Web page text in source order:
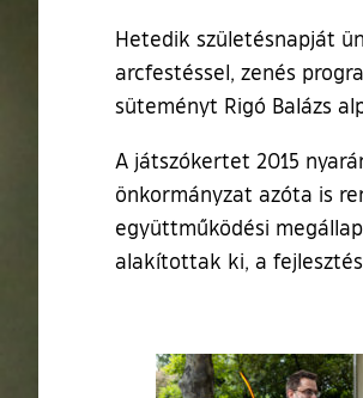
Hetedik születésnapját
arcfestéssel, zenés
süteményt Rigó Balázs
A játszókertet 2015
önkormányzat azóta is
együttműködési
alakítottak ki, a
Ugrás a galéria utánra